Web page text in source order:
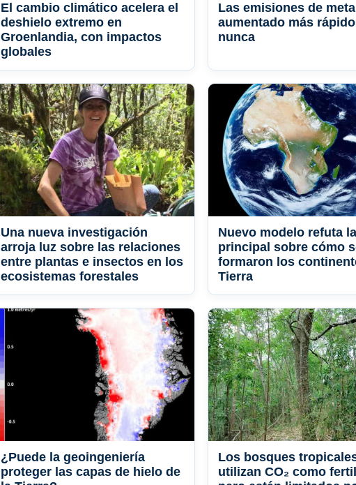
El cambio climático acelera el
deshielo extremo en
Groenlandia, con impactos
globales
Las emisiones de
aumentado más
nunca
Una nueva investigación
arroja luz sobre las relaciones
entre plantas e insectos en los
ecosistemas forestales
Nuevo modelo refuta
principal sobre cómo
formaron los
Tierra
¿Puede la geoingeniería
proteger las capas de hielo de
Los bosques
utilizan CO₂ como